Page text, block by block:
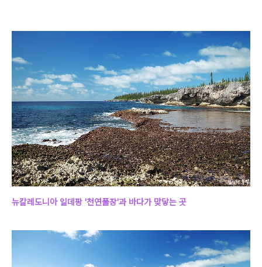
뉴칼레도니아 일데팡 '천연풀장'과 바다가 맞닿는 곳